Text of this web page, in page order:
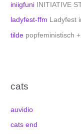
iniigfuni INITIATIVE
ladyfest-ffm Ladyfest
tilde popfeministisch
cats
auvidio
cats end